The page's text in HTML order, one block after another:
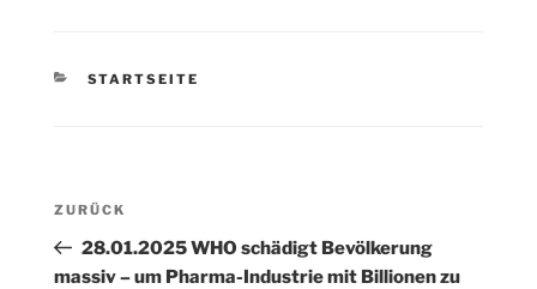
KATEGORIEN
STARTSEITE
Beitragsnavigation
Vorheriger
Beitrag
ZURÜCK
28.01.2025 WHO schädigt Bevölkerung
massiv – um Pharma-Industrie mit Billionen zu